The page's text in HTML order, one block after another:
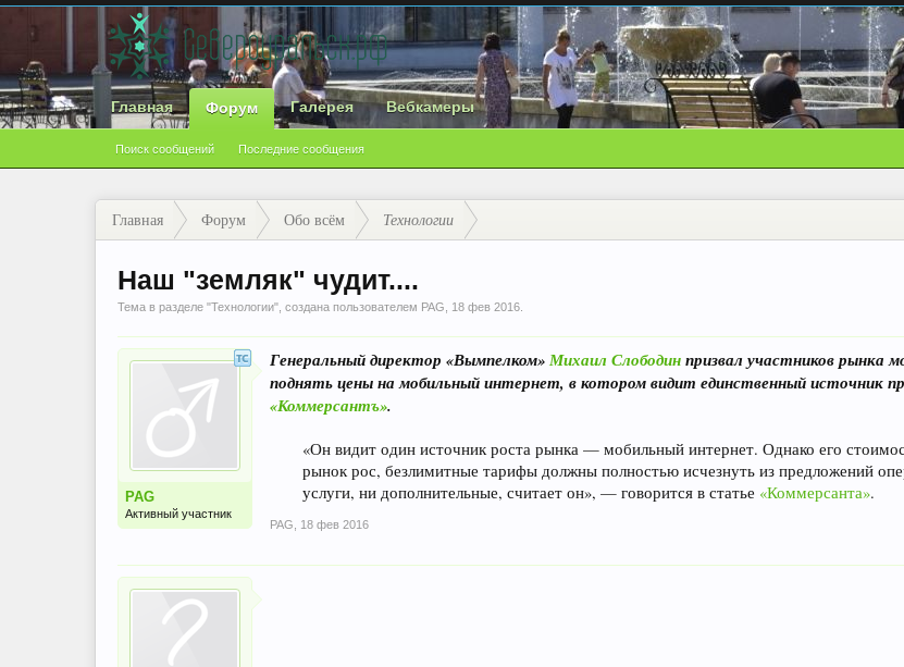
Главная Форум
Поиск сообщений Последние сообщения
Галерея Вебкамеры
Главная Форум Обо всём Технологии
Наш "земляк" чудит....
Тема в разделе "Технологии", создана пользователем PAG 18 фев 2016
PAG
Активный участник
Генеральный директор «Вымпелком»Михаил Слободинпризвал участников рынка
поднять цены на мобильный интернет, в котором видит единственный источник
«Коммерсантъ».
«Он видит один источник роста рынка — мобильный интернет. Однако его
рынок рос, безлимитные тарифы должны полностью исчезнуть из предложений
услуги, ни дополнительные, считает он», — говорится в статье «Коммерсанта».​
PAG 18 фев 2016